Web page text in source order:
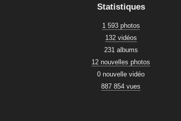
Statistiques
1 593 photos
132 vidéos
231 albums
12 nouvelles photos
0 nouvelle vidéo
887 854 vues